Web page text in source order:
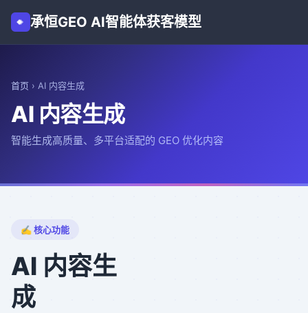
承恒GEO AI智能体获客模型
首页 › AI 内容生成
AI 内容生成
智能生成高质量、多平台适配的 GEO 优化内容
✍️ 核心功能
AI 内容生
成